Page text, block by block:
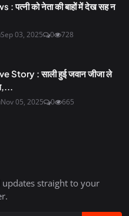
पत्नी को नेता की बाहों में देख सह न
Sep 03, 2025 0 728
Story : साली हुई जवान जीजा ले
Nov 05, 2025 0 665
updates straight to your